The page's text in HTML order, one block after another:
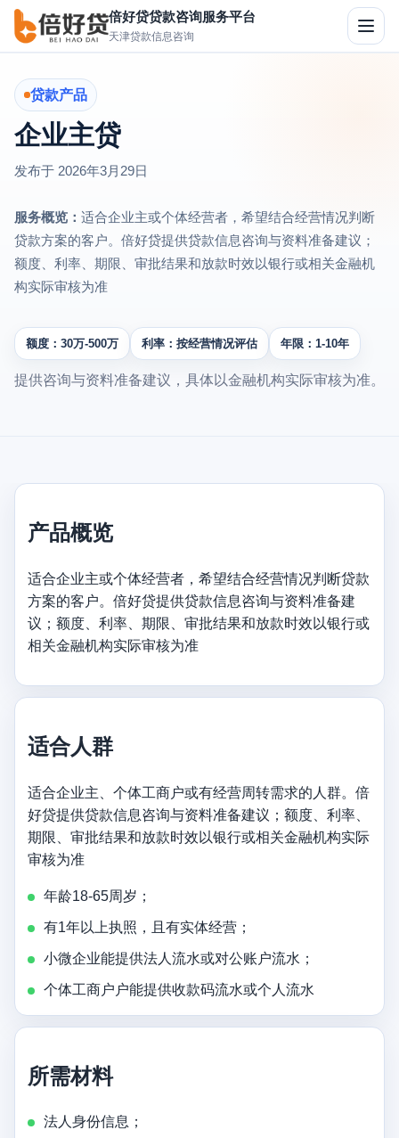
倍好贷贷款咨询服务平台
天津贷款信息咨询
切
换
贷款产品
企业主贷
发布于 2026年3月29日
服务概览： 适合企业主或个体经营者，希望结合经营情况判断
贷款方案的客户。倍好贷提供贷款信息咨询与资料准备建议；
额度、利率、期限、审批结果和放款时效以银行或相关金融机
构实际审核为准
额度：30万-500万 利率：按经营情况评估 年限：1-10年
提供咨询与资料准备建议，具体以金融机构实际审核为准。
产品概览
适合企业主或个体经营者，希望结合经营情况判断贷款
方案的客户。倍好贷提供贷款信息咨询与资料准备建
议；额度、利率、期限、审批结果和放款时效以银行或
相关金融机构实际审核为准
适合人群
适合企业主、个体工商户或有经营周转需求的人群。倍
好贷提供贷款信息咨询与资料准备建议；额度、利率、
期限、审批结果和放款时效以银行或相关金融机构实际
审核为准
年龄18-65周岁；
有1年以上执照，且有实体经营；
小微企业能提供法人流水或对公账户流水；
个体工商户户能提供收款码流水或个人流水
所需材料
法人身份信息；